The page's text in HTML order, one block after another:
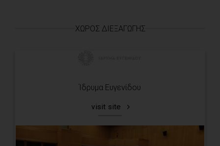
ΧΏΡΟΣ ΔΙΕΞΑΓΩΓΉΣ
Ίδρυμα Ευγενίδου
visit site